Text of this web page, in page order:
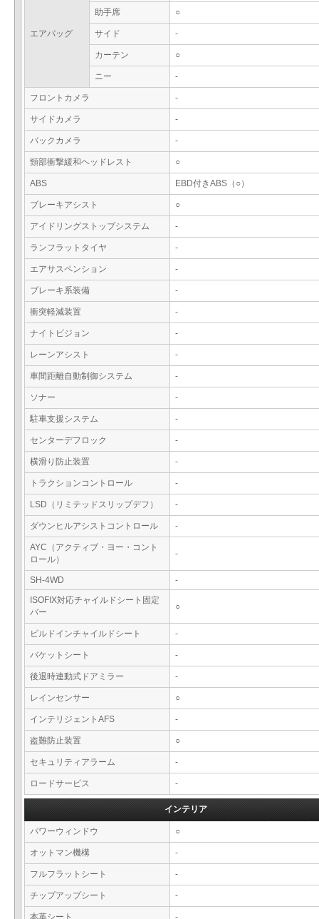
エアバッグ
助手席 ○
サイド -
カーテン ○
ニー -
フロントカメラ -
サイドカメラ -
バックカメラ -
頸部衝撃緩和ヘッドレスト ○
ABS EBD付きABS（○）
ブレーキアシスト ○
アイドリングストップシステム -
ランフラットタイヤ -
エアサスペンション -
ブレーキ系装備 -
衝突軽減装置 -
ナイトビジョン -
レーンアシスト -
車間距離自動制御システム -
ソナー -
駐車支援システム -
センターデフロック -
横滑り防止装置 -
トラクションコントロール -
LSD（リミテッドスリップデフ） -
ダウンヒルアシストコントロール -
AYC（アクティブ・ヨー・コント
ロール）
-
SH-4WD
-
ISOFIX対応チャイルドシート固定
バー
○
ビルドインチャイルドシート -
バケットシート -
後退時連動式ドアミラー -
レインセンサー ○
インテリジェントAFS -
盗難防止装置 ○
セキュリティアラーム -
ロードサービス -
インテリア
パワーウィンドウ ○
オットマン機構 -
フルフラットシート -
チップアップシート -
本革シート -